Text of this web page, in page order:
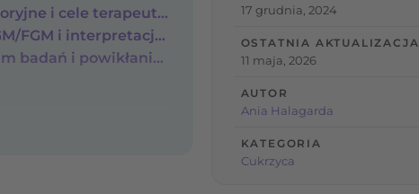
Diagnostyka cukrzycy: badania laboratoryjne i cele terapeutyczne (glikemia, HbA1c)
Samokontrola cukrzycy: glukometr, CGM/FGM i interpretacja wyników
Kontrole diabetologiczne: harmonogram badań i powikłania (retinopatia, nefropatia, stopa cukrzycowa)
17 grudnia, 2024
OSTATNIA AKTUALIZACJA
11 maja, 2026
AUTOR
Ania Halagarda
KATEGORIA
Cukrzyca